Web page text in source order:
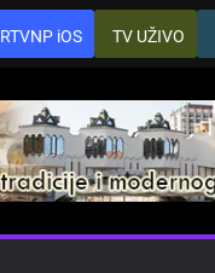
RTVNP iOS TV UŽIVO